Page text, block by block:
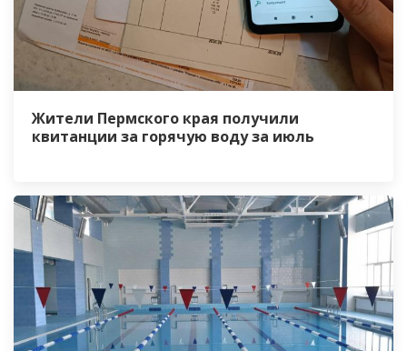
Жители Пермского края получили
квитанции за горячую воду за июль